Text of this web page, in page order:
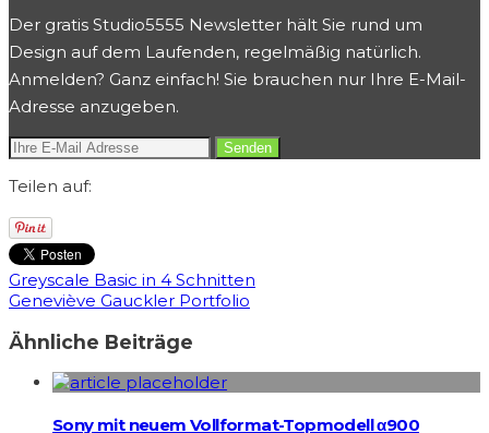
Der gratis Studio5555 Newsletter hält Sie rund um
Design auf dem Laufenden, regelmäßig natürlich.
Anmelden? Ganz einfach! Sie brauchen nur Ihre E-Mail-
Adresse anzugeben.
Teilen auf:
Greyscale Basic in 4 Schnitten
Geneviève Gauckler Portfolio
Ähnliche Beiträge
Sony mit neuem Vollformat-Topmodell α900